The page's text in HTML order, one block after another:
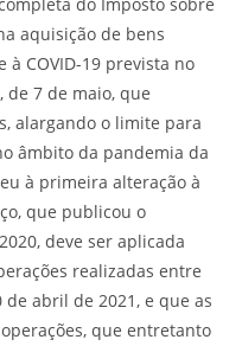
aquisição de bens
à COVID-19 prevista no
de 7 de maio, que
alargando o limite para
âmbito da pandemia da
à primeira alteração à
que publicou o
deve ser aplicada
realizadas entre
abril de 2021, e que as
que entretanto